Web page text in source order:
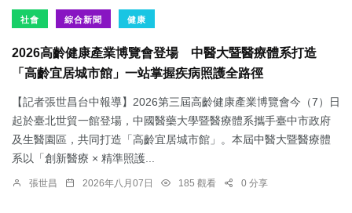
社會 綜合新聞 健康
2026高齡健康產業博覽會登場 中醫大暨醫療體系打造
「高齡宜居城市館」一站掌握疾病照護全路徑
【記者張世昌台中報導】2026第三屆高齡健康產業博覽會今（7）日
起於臺北世貿一館登場，中國醫藥大學暨醫療體系攜手臺中市政府
及生醫園區，共同打造「高齡宜居城市館」。本屆中醫大暨醫療體
系以「創新醫療 × 精準照護...
張世昌 2026年八月07日 185 觀看 0 分享